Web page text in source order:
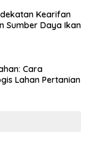
Kearifan
Sumber Daya Ikan
Cara
Lahan Pertanian